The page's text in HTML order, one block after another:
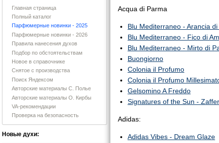
Главная страница
Полный каталог
Парфюмерные новинки - 2025
Парфюмерные новинки - 2026
Правила нанесения духов
Подбор по обстоятельствам
Новое в справочнике
Снятое с производства
Поиск Яндексом
Авторские материалы С. Полье
Авторские материалы О. Кирбы
VA-рекомендации
Проверка на безопасность
Новые духи:
Acqua di Parma
Blu Mediterraneo - Arancia
Blu Mediterraneo - Fico di
Blu Mediterraneo - Mirto di
Buongiorno
Colonia il Profumo
Colonia il Profumo
Gelsomino A Freddo
Signatures of the Sun -
Adidas:
Adidas Vibes - Dream Glaze